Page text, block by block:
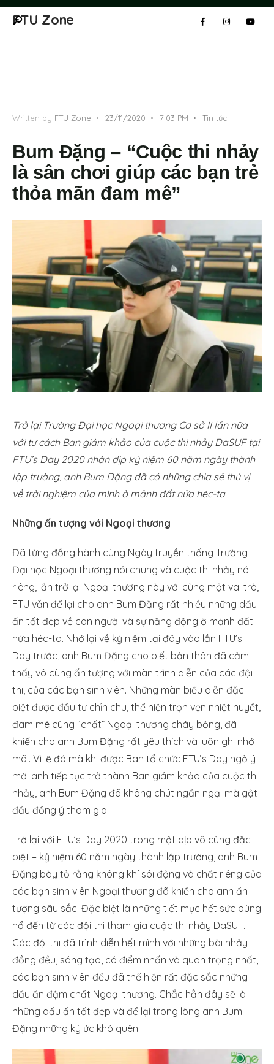
FTU Zone
Written by FTU Zone • 23/11/2020 • 7:03 PM • Tin tức
Bum Đặng – “Cuộc thi nhảy
là sân chơi giúp các bạn trẻ
thỏa mãn đam mê”
Trở lại Trường Đại học Ngoại thương Cơ sở II lần nữa
với tư cách Ban giám khảo của cuộc thi nhảy DaSUF tại
FTU’s Day 2020 nhân dịp kỷ niệm 60 năm ngày thành
lập trường, anh Bum Đặng đã có những chia sẻ thú vị
về trải nghiệm của mình ở mảnh đất nửa héc-ta
Những ấn tượng với Ngoại thương
Đã từng đồng hành cùng Ngày truyền thống Trường
Đại học Ngoại thương nói chung và cuộc thi nhảy nói
riêng, lần trở lại Ngoại thương này với cùng một vai trò,
FTU vẫn để lại cho anh Bum Đặng rất nhiều những dấu
ấn tốt đẹp về con người và sự năng động ở mảnh đất
nửa héc-ta. Nhớ lại về kỷ niệm tại đây vào lần FTU’s
Day trước, anh Bum Đặng cho biết bản thân đã cảm
thấy vô cùng ấn tượng với màn trình diễn của các đội
thi, của các bạn sinh viên. Những màn biểu diễn đặc
biệt được đầu tư chỉn chu, thể hiện trọn vẹn nhiệt huyết,
đam mê cùng “chất” Ngoại thương cháy bỏng, đã
khiến cho anh Bum Đặng rất yêu thích và luôn ghi nhớ
mãi. Vì lẽ đó mà khi được Ban tổ chức FTU’s Day ngỏ ý
mời anh tiếp tục trở thành Ban giám khảo của cuộc thi
nhảy, anh Bum Đặng đã không chút ngần ngại mà gật
đầu đồng ý tham gia.
Trở lại với FTU’s Day 2020 trong một dịp vô cùng đặc
biệt – kỷ niệm 60 năm ngày thành lập trường, anh Bum
Đặng bày tỏ rằng không khí sôi động và chất riêng của
các bạn sinh viên Ngoại thương đã khiến cho anh ấn
tượng sâu sắc. Đặc biệt là những tiết mục hết sức bùng
nổ đến từ các đội thi tham gia cuộc thi nhảy DaSUF.
Các đội thi đã trình diễn hết mình với những bài nhảy
đồng đều, sáng tạo, có điểm nhấn và quan trọng nhất,
các bạn sinh viên đều đã thể hiện rất đặc sắc những
dấu ấn đậm chất Ngoại thương. Chắc hẳn đây sẽ là
những dấu ấn tốt đẹp và để lại trong lòng anh Bum
Đặng những ký ức khó quên.